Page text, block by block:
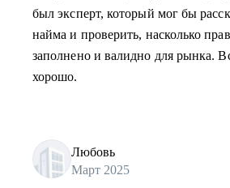
был эксперт, который мог бы
найма и проверить, насколько
заполнено и валидно для рынка.
хорошо.
Любовь
Март 2025